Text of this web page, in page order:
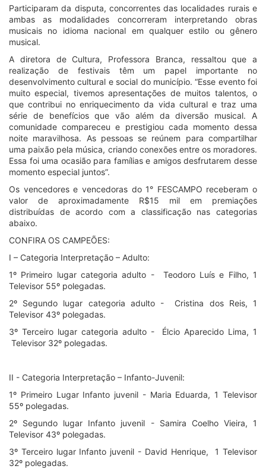
Participaram da disputa, concorrentes das localidades rurais e
ambas as modalidades concorreram interpretando obras
musicais no idioma nacional em qualquer estilo ou gênero
musical.
A diretora de Cultura, Professora Branca, ressaltou que a
realização de festivais têm um papel importante no
desenvolvimento cultural e social do município. “Esse evento foi
muito especial, tivemos apresentações de muitos talentos, o
que contribui no enriquecimento da vida cultural e traz uma
série de benefícios que vão além da diversão musical. A
comunidade compareceu e prestigiou cada momento dessa
noite maravilhosa. As pessoas se reúnem para compartilhar
uma paixão pela música, criando conexões entre os moradores.
​Essa foi uma ocasião para famílias e amigos desfrutarem desse
momento especial juntos”.
Os vencedores e vencedoras do 1° FESCAMPO receberam o
valor de aproximadamente R$15 mil em premiações
distribuídas de acordo com a classificação nas categorias
abaixo.
CONFIRA OS CAMPEÕES:
I – Categoria Interpretação – Adulto:
1º Primeiro lugar categoria adulto - Teodoro Luís e Filho, 1
Televisor 55º polegadas.
2º Segundo lugar categoria adulto - Cristina dos Reis, 1
Televisor 43º polegadas.
3º Terceiro lugar categoria adulto - Élcio Aparecido Lima, 1
Televisor 32º polegadas.
II - Categoria Interpretação – Infanto-Juvenil:
1º Primeiro Lugar Infanto juvenil - Maria Eduarda, 1 Televisor
55º polegadas.
2º Segundo lugar Infanto juvenil - Samira Coelho Vieira, 1
Televisor 43º polegadas.
3º Terceiro lugar Infanto juvenil - David Henrique, 1 Televisor
32º polegadas.